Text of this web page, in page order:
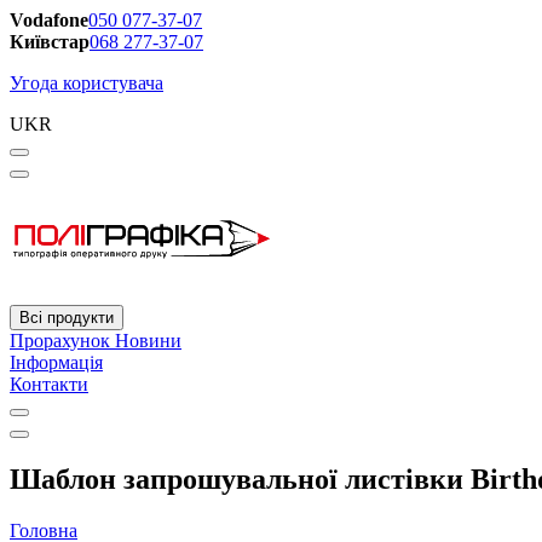
Vodafone050 077-37-07
Київстар068 277-37-07
Угода користувача
UKR
Всі продукти
Прорахунок Новини
Інформація
Контакти
Шаблон запрошувальної листівки
Головна